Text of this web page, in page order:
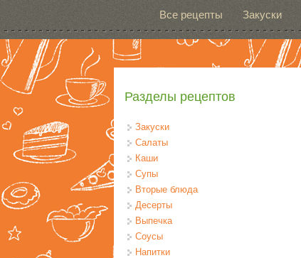
Все рецепты Закуски
Разделы рецептов
Закуски
Салаты
Каши
Супы
Вторые блюда
Десерты
Выпечка
Соусы
Напитки